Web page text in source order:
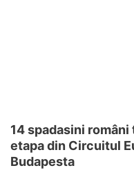
14 spadasini
etapa din Circuitul
Budapesta